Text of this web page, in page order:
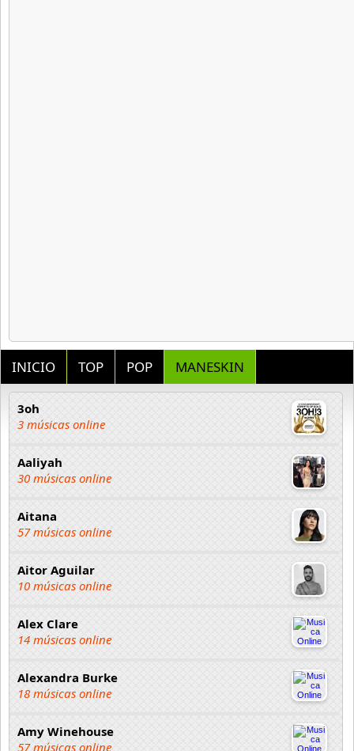
INICIO TOP POP MANESKIN
3oh
3 músicas online
Aaliyah
30 músicas online
Aitana
57 músicas online
Aitor Aguilar
10 músicas online
Alex Clare
14 músicas online
Alexandra Burke
18 músicas online
Amy Winehouse
57 músicas online